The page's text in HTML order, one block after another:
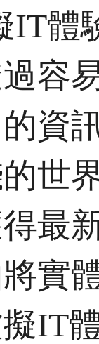
IT體
容
資
世
最
實
IT